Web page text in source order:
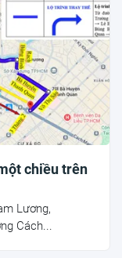
chiều trên
Lương,
Cách...